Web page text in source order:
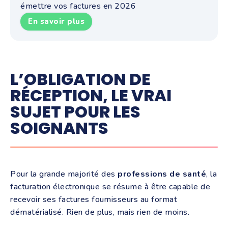
émettre vos factures en 2026
En savoir plus
L’OBLIGATION DE
RÉCEPTION, LE VRAI
SUJET POUR LES
SOIGNANTS
Pour la grande majorité des professions de santé, la
facturation électronique se résume à être capable de
recevoir ses factures fournisseurs au format
dématérialisé. Rien de plus, mais rien de moins.